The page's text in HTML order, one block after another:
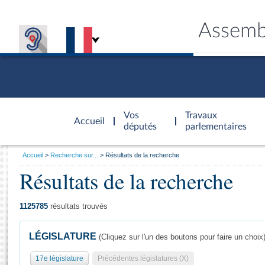
Accueil
d'accueil
Vos
députés
Travaux
parlementaires
Général
Vous
Accueil Recherche sur... Résultats de la recherche
Résultats de la recherche
1125785 résultats trouvés
LÉGISLATURE (Cliquez sur l'un des boutons pour faire un choix)
17e législature Précédentes législatures (X)